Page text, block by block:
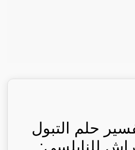
حلم التبول
للنابلسي: